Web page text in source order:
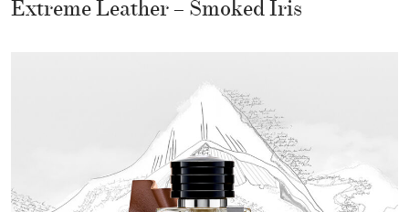
Extreme Leather – Smoked Iris